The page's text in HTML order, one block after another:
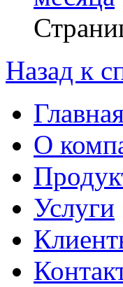
Назад к
О
Услуги